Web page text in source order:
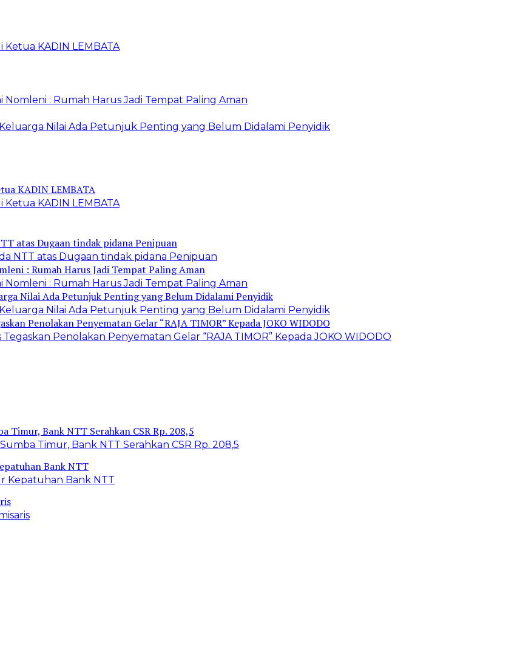
KADIN LEMBATA
: Rumah Harus Jadi Tempat Paling Aman
Nilai Ada Petunjuk Penting yang Belum Didalami Penyidik
KADIN LEMBATA
NTT atas Dugaan tindak pidana Penipuan
: Rumah Harus Jadi Tempat Paling Aman
Nilai Ada Petunjuk Penting yang Belum Didalami Penyidik
Penolakan Penyematan Gelar “RAJA TIMOR” Kepada JOKO WIDODO
Timur, Bank NTT Serahkan CSR Rp. 208,5
Kepatuhan Bank NTT